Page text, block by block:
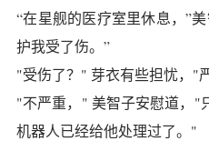
“在星舰的医疗室里休息，”
护我受了伤。”
"受伤了？" 芽衣有些担忧，"
"不严重，" 美智子安慰道，"
机器人已经给他处理过了。"